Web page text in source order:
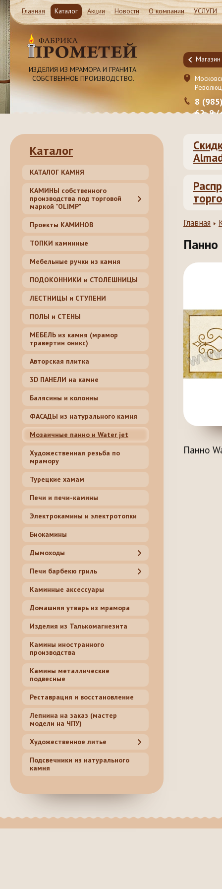
Главная Каталог Акции Новости О компании УСЛУГИ
ИЗДЕЛИЯ ИЗ МРАМОРА И ГРАНИТА.
СОБСТВЕННОЕ ПРОИЗВОДСТВО.
Магазин и Производство
Московская обл. Ленинский район, Молоково ул.
Революционная 41c1
8 (985) 999-98-39, 8 (495) 181-50-
62, 8 (499) 317-74-44 (55)
8
62, 8
Главная
Панно
Каталог
КАТАЛОГ КАМНЯ
КАМИНЫ собственного
производства под торговой
маркой "OLIMP"
Проекты КАМИНОВ
ТОПКИ каминные
Мебельные ручки из камня
ПОДОКОННИКИ и СТОЛЕШНИЦЫ
ЛЕСТНИЦЫ и СТУПЕНИ
ПОЛЫ и СТЕНЫ
МЕБЕЛЬ из камня (мрамор
травертин оникс)
Авторская плитка
3D ПАНЕЛИ на камне
Балясины и колонны
ФАСАДЫ из натурального камня
Мозаичные панно и Water jet
Художественная резьба по
мрамору
Турецкие хамам
Печи и печи-камины
Электрокамины и электротопки
Биокамины
Дымоходы
Печи барбекю гриль
Каминные аксессуары
Домашняя утварь из мрамора
Изделия из Талькомагнезита
Камины иностранного
производства
Камины металлические
подвесные
Реставрация и восстановление
Лепнина на заказ (мастер
модели на ЧПУ)
Художественное литье
Подсвечники из натурального
камня